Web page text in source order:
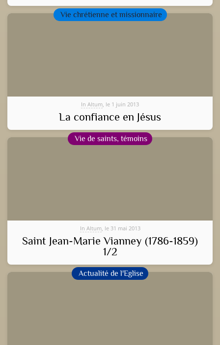
Vie chrétienne et missionnaire
In Altum, le 1 juin 2013
La confiance en Jésus
Vie de saints, témoins
In Altum, le 31 mai 2013
Saint Jean-Marie Vianney (1786-1859)
1/2
Actualité de l'Eglise